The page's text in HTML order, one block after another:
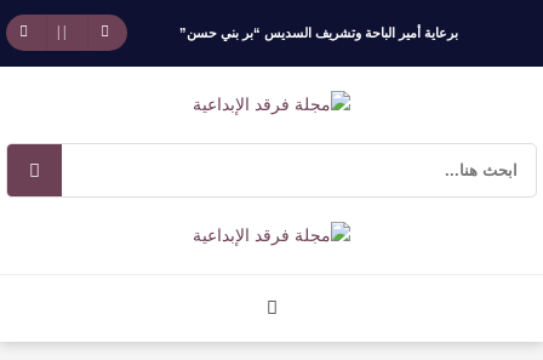
برعاية أمير الباحة وتشريف السديس “بر بني حسن”
تكرّم الفائزين بجائزة “رواد العمل التطوعي 4”
جائزة المهندس زياد الزهراني للتفوق العلمي تكرّم